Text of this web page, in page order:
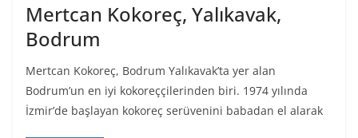
Mertcan Kokoreç, Yalıkavak,
Bodrum
Mertcan Kokoreç, Bodrum Yalıkavak’ta yer alan
Bodrum’un en iyi kokoreççilerinden biri. 1974 yılında
İzmir’de başlayan kokoreç serüvenini babadan el alarak